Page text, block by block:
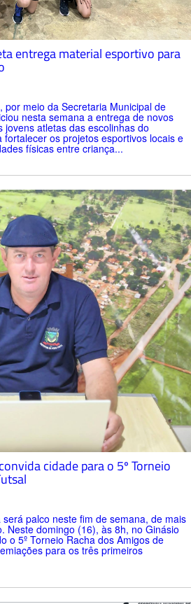
entrega material esportivo para
por meio da Secretaria Municipal de
nesta semana a entrega de novos
atletas das escolinhas do
fortalecer os projetos esportivos locais e
físicas entre criança...
cidade para o 5º Torneio
palco neste fim de semana, de mais
Neste domingo (16), às 8h, no Ginásio
o 5º Torneio Racha dos Amigos de
para os três primeiros